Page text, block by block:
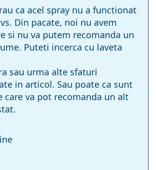
ca acel spray nu a functionat
Din pacate, noi nu avem
si nu va putem recomanda un
Puteti incerca cu laveta
sau urma alte sfaturi
in articol. Sau poate ca sunt
care va pot recomanda un alt